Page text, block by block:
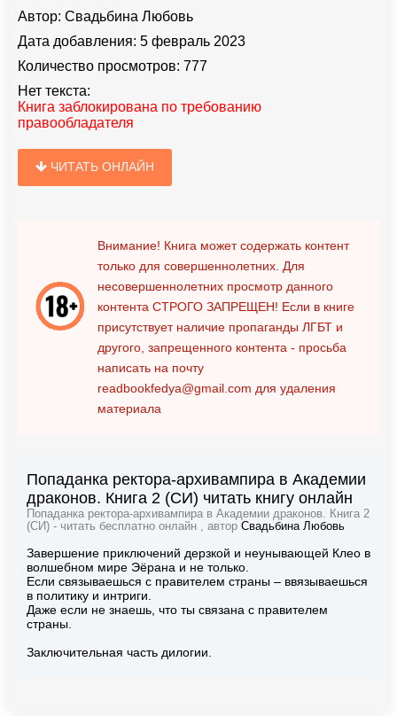
Автор: Свадьбина Любовь
Дата добавления: 5 февраль 2023
Количество просмотров: 777
Нет текста:
Книга заблокирована по требованию
правообладателя
ЧИТАТЬ ОНЛАЙН
Внимание! Книга может содержать контент
только для совершеннолетних. Для
несовершеннолетних просмотр данного
контента СТРОГО ЗАПРЕЩЕН! Если в книге
присутствует наличие пропаганды ЛГБТ и
другого, запрещенного контента - просьба
написать на почту
readbookfedya@gmail.com для удаления
материала
Попаданка ректора-архивампира в Академии
драконов. Книга 2 (СИ) читать книгу онлайн
Попаданка ректора-архивампира в Академии драконов. Книга 2
(СИ) - читать бесплатно онлайн , автор Свадьбина Любовь
Завершение приключений дерзкой и неунывающей Клео в
волшебном мире Эёрана и не только.
Если связываешься с правителем страны – ввязываешься
в политику и интриги.
Даже если не знаешь, что ты связана с правителем
страны.
Заключительная часть дилогии.